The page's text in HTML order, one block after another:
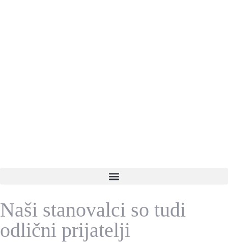
Naši stanovalci so tudi
odlični prijatelji